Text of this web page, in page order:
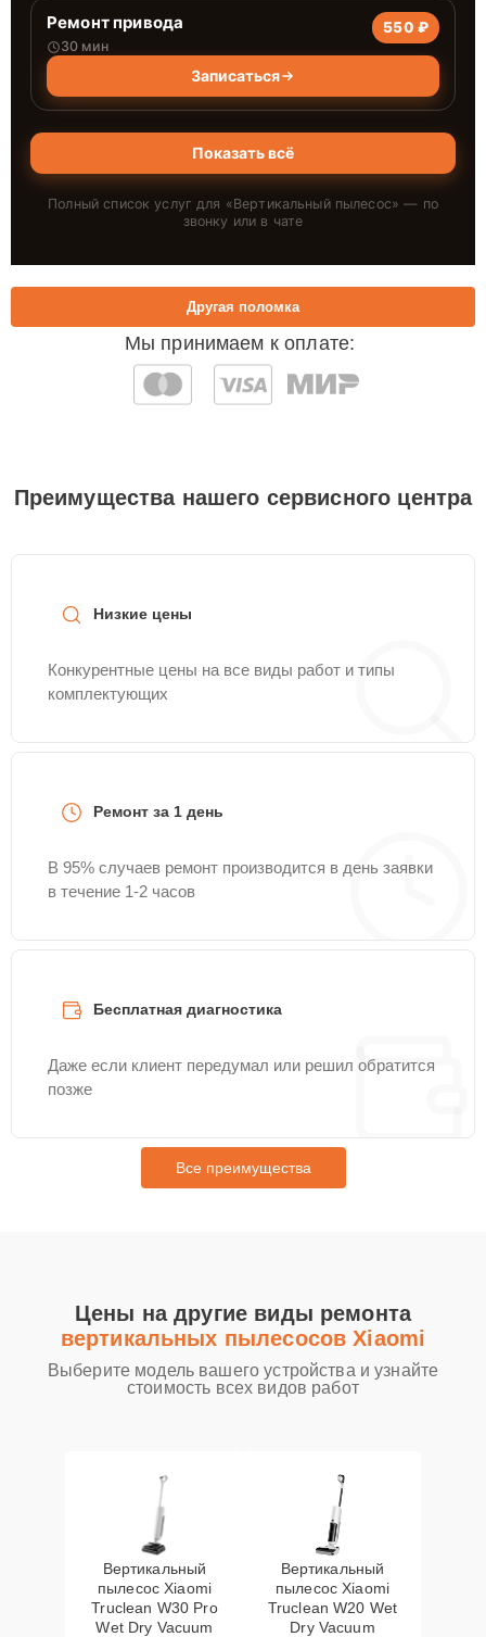
Ремонт привода
30 мин
550 ₽
Записаться
Показать всё
Полный список услуг для «Вертикальный пылесос» — по
звонку или в чате
Мы принимаем к оплате:
Другая поломка
Преимущества нашего сервисного центра
Низкие цены
Конкурентные цены на все виды работ и типы
комплектующих
Ремонт за 1 день
В 95% случаев ремонт производится в день заявки
в течение 1-2 часов
Бесплатная диагностика
Даже если клиент передумал или решил обратится
позже
Все преимущества
Цены на другие виды ремонта
вертикальных пылесосов Xiaomi
Выберите модель вашего устройства и узнайте
стоимость всех видов работ
Вертикальный
пылесос Xiaomi
Truclean W30 Pro
Wet Dry Vacuum
Вертикальный
пылесос Xiaomi
Truclean W20 Wet
Dry Vacuum